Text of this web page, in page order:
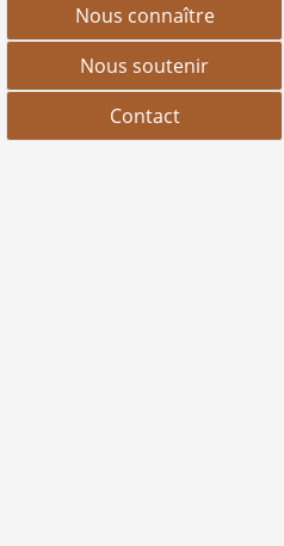
Nous connaître
Nous soutenir
Contact